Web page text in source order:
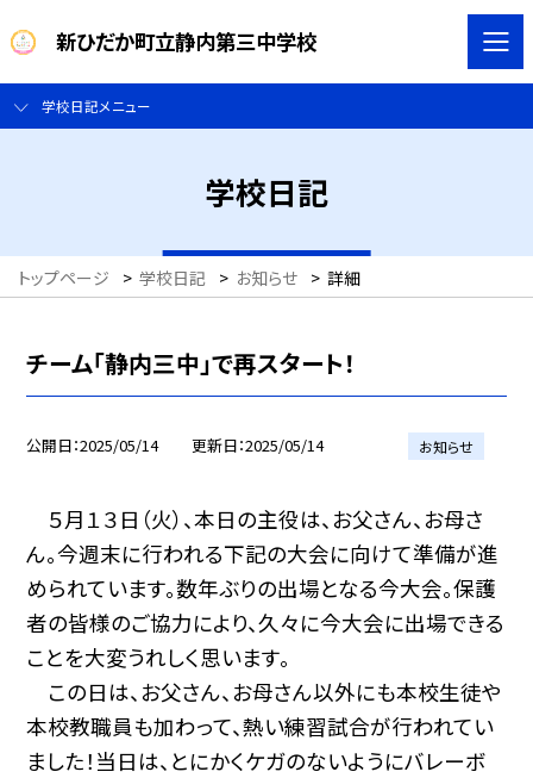
新ひだか町立静内第三中学校
学校日記メニュー
学校日記
トップページ > 学校日記 > お知らせ > 詳細
チーム「静内三中」で再スタート！
公開日 2025/05/14 更新日 2025/05/14 お知らせ
５月１３日（火）、本日の主役は、お父さん、お母さ
ん。今週末に行われる下記の大会に向けて準備が進
められています。数年ぶりの出場となる今大会。保護
者の皆様のご協力により、久々に今大会に出場できる
ことを大変うれしく思います。
この日は、お父さん、お母さん以外にも本校生徒や
本校教職員も加わって、熱い練習試合が行われてい
ました！当日は、とにかくケガのないようにバレーボ